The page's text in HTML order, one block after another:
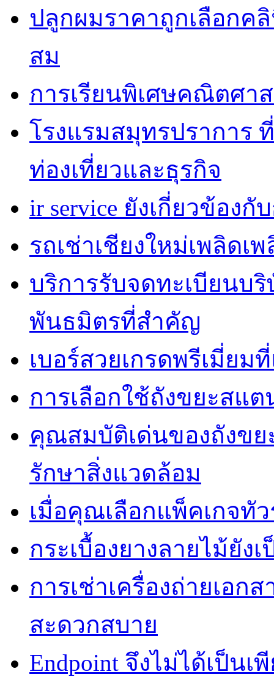
ปลูกผมราคาถูกเลือกค
สม
การเรียนพิเศษคณิตศ
โรงแรมสมุทรปราการ
ท่องเที่ยวและธุรกิจ
ir service ยังเกี่ยวข้อง
รถเช่าเชียงใหม่เพลิดเ
บริการรับจดทะเบียนบ
พันธมิตรที่สำคัญ
เบอร์สวยเกรดพรีเมี่ยม
การเลือกใช้ถังขยะสแต
คุณสมบัติเด่นของถังขย
รักษาสิ่งแวดล้อม
เมื่อคุณเลือกแพ็คเกจทัว
กระเบื้องยางลายไม้ยัง
การเช่าเครื่องถ่ายเอก
สะดวกสบาย
Endpoint จึงไม่ได้เป็น